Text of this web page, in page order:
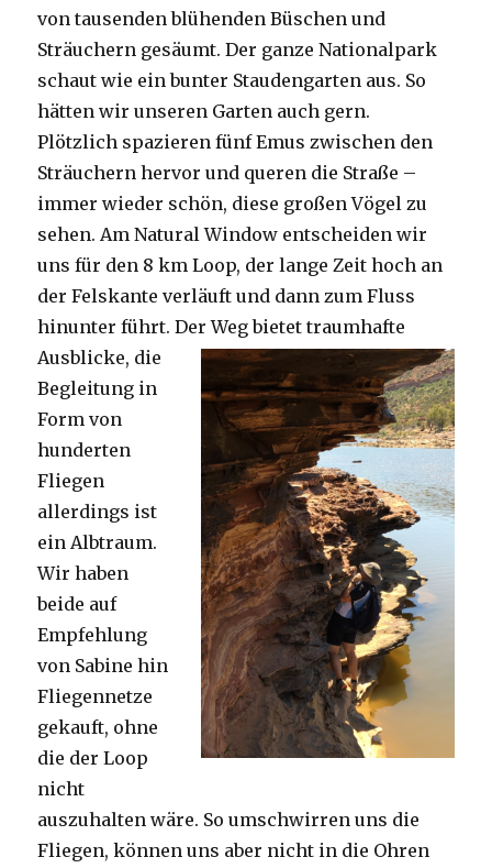
von tausenden blühenden Büschen und
Sträuchern gesäumt. Der ganze Nationalpark
schaut wie ein bunter Staudengarten aus. So
hätten wir unseren Garten auch gern.
Plötzlich spazieren fünf Emus zwischen den
Sträuchern hervor und queren die Straße –
immer wieder schön, diese großen Vögel zu
sehen. Am Natural Window entscheiden wir
uns für den 8 km Loop, der lange Zeit hoch an
der Felskante verläuft und dann zum Fluss
hinunter führt. Der Weg bietet traumhafte
Ausblicke, die
Begleitung in
Form von
hunderten
Fliegen
allerdings ist
ein Albtraum.
Wir haben
beide auf
Empfehlung
von Sabine hin
Fliegennetze
gekauft, ohne
die der Loop
nicht
auszuhalten wäre. So umschwirren uns die
Fliegen, können uns aber nicht in die Ohren